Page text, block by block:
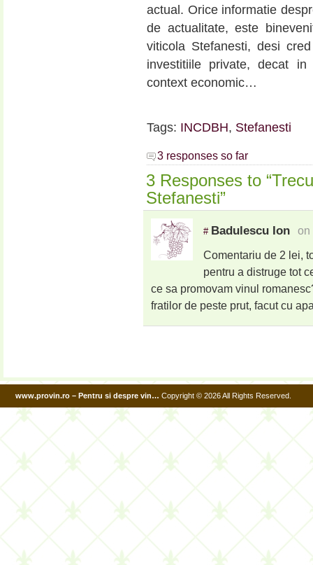
actual. Orice informatie
de actualitate, este
viticola Stefanesti, desi
investitiile private, decat
context economic…
Tags: INCDBH, Stefanesti
3 responses so far
3 Responses to
Stefanesti”
# Badulescu Ion on
Comentariu de 2 lei,
pentru a distruge tot
ce sa promovam vinul
fratilor de peste prut, facut cu
www.provin.ro – Pentru si despre vin… Copyright © 2026 All Rights Reserved.